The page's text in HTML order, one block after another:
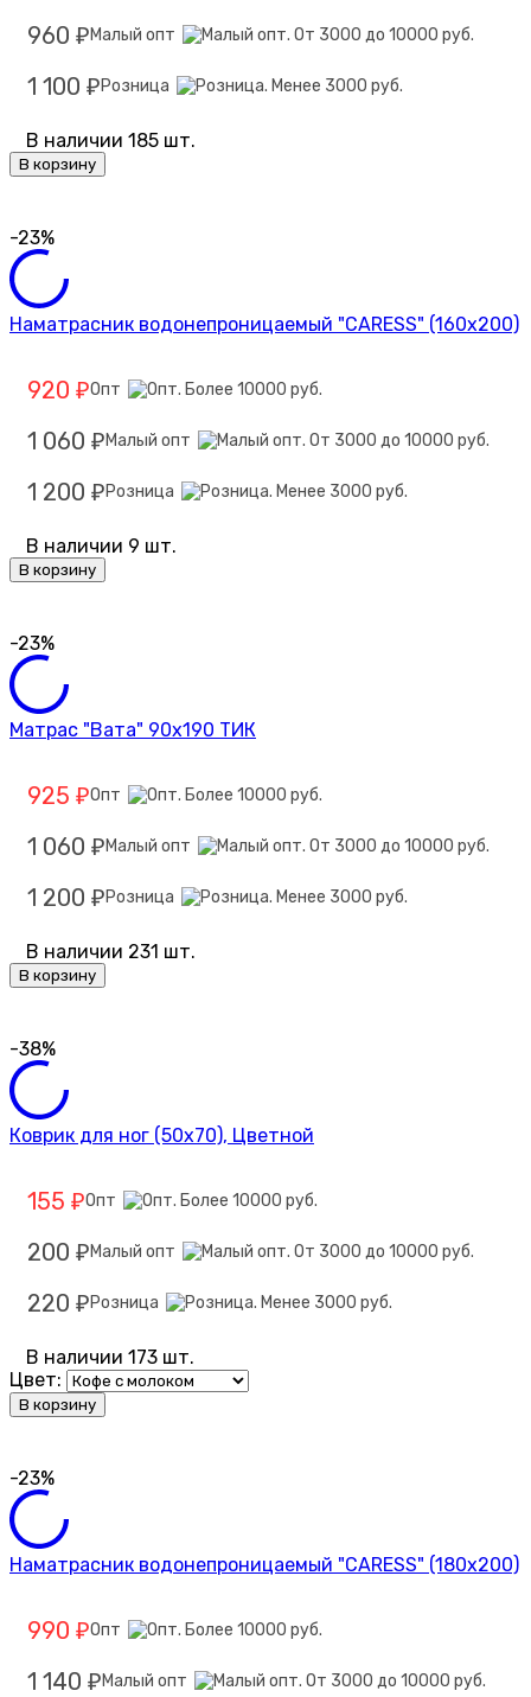
960 ₽ Малый опт
1 100 ₽ Розница
В наличии 185 шт.
В корзину
-23%
Наматрасник водонепроницаемый "CARESS" (160x200)
920 ₽Опт
1 060 ₽ Малый опт
1 200 ₽ Розница
В наличии 9 шт.
В корзину
-23%
Матрас "Вата" 90х190 ТИК
925 ₽Опт
1 060 ₽ Малый опт
1 200 ₽ Розница
В наличии 231 шт.
В корзину
-38%
Коврик для ног (50х70), Цветной
155 ₽Опт
200 ₽ Малый опт
220 ₽ Розница
В наличии 173 шт.
Цвет:
В корзину
-23%
Наматрасник водонепроницаемый "CARESS" (180x200)
990 ₽Опт
1 140 ₽ Малый опт